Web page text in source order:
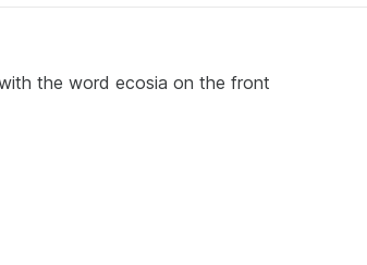
the word ecosia on the front